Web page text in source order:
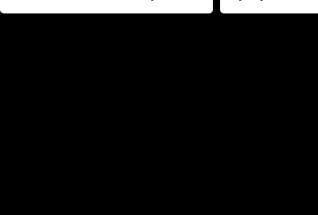
Pottera přišla s ráznou
přichází s